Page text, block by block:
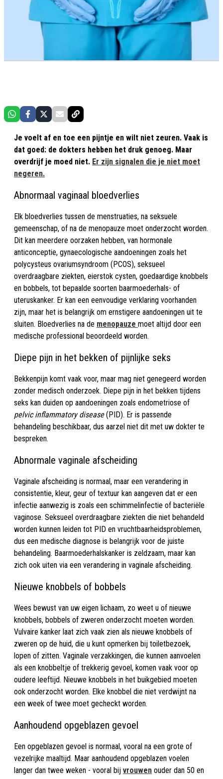
Je voelt af en toe een pijntje en wilt niet zeuren. Vaak is
dat goed: de dokters hebben het druk genoeg. Maar
overdrijf je moed niet. Er zijn signalen die je niet moet
negeren.
Abnormaal vaginaal bloedverlies
Elk bloedverlies tussen de menstruaties, na seksuele
gemeenschap, of na de menopauze moet onderzocht worden.
Dit kan meerdere oorzaken hebben, van hormonale
anticonceptie, gynaecologische aandoeningen zoals het
polycysteus ovariumsyndroom (PCOS), seksueel
overdraagbare ziekten, eierstok cysten, goedaardige knobbels
en bobbels, tot bepaalde soorten baarmoederhals- of
uteruskanker. Er kan een eenvoudige verklaring voorhanden
zijn, maar het is belangrijk om ernstigere aandoeningen uit te
sluiten. Bloedverlies na de menopauze moet altijd door een
medische professional beoordeeld worden.
Diepe pijn in het bekken of pijnlijke seks
Bekkenpijn komt vaak voor, maar mag niet genegeerd worden
zonder medisch onderzoek. Diepe pijn in het bekken tijdens
seks kan duiden op aandoeningen zoals endometriose of
pelvic inflammatory disease(PID). Er is passende
behandeling beschikbaar, dus aarzel niet dit met uw dokter te
bespreken.
Abnormale vaginale afscheiding
Vaginale afscheiding is normaal, maar een verandering in
consistentie, kleur, geur of textuur kan aangeven dat er een
infectie aanwezig is zoals een schimmelinfectie of bacteriële
vaginose. Seksueel overdraagbare ziekten die niet behandeld
worden kunnen leiden tot PID en vruchtbaarheidsproblemen,
dus een medische diagnose is belangrijk voor de juiste
behandeling. Baarmoederhalskanker is zeldzaam, maar kan
zich ook uiten via een verandering in vaginale afscheiding.
Nieuwe knobbels of bobbels
Wees bewust van uw eigen lichaam, zo weet u of nieuwe
knobbels, bobbels of zweren onderzocht moeten worden.
Vulvaire kanker laat zich vaak zien als nieuwe knobbels of
zweren op de huid, die u kunt opmerken bij toiletbezoek,
lopen of zitten. Vaginale verzakkingen, die kunnen aanvoelen
als een knobbeltje of trekkerig gevoel, komen vaak voor op
oudere leeftijd. Nieuwe knobbels in het buikgebied moeten
ook onderzocht worden. Elke knobbel die niet verdwijnt na
een week of twee moet gecheckt worden.
Aanhoudend opgeblazen gevoel
Een opgeblazen gevoel is normaal, vooral na een grote of
vezelrijke maaltijd. Maar aanhoudend opgeblazen voelen
langer dan twee weken - vooral bij vrouwen ouder dan 50 en